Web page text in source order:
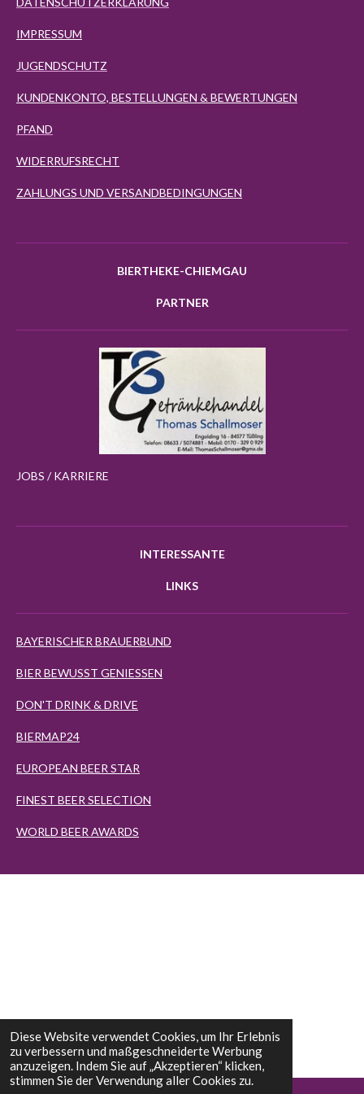
Diese Website verwendet Cookies, um Ihr Erlebnis
zu verbessern und maßgeschneiderte Werbung
anzuzeigen. Indem Sie auf „Akzeptieren“ klicken,
stimmen Sie der Verwendung aller Cookies zu.
IMPRESSUM
JUGENDSCHUTZ
KUNDENKONTO, BESTELLUNGEN & BEWERTUNGEN
PFAND
WIDERRUFSRECHT
ZAHLUNGS UND VERSANDBEDINGUNGEN
BIERTHEKE-CHIEMGAU
PARTNER
JOBS / KARRIERE
INTERESSANTE
LINKS
BAYERISCHER BRAUERBUND
BIER BEWUSST GENIESSEN
DON'T DRINK & DRIVE
BIERMAP24
EUROPEAN BEER STAR
FINEST BEER SELECTION
WORLD BEER AWARDS